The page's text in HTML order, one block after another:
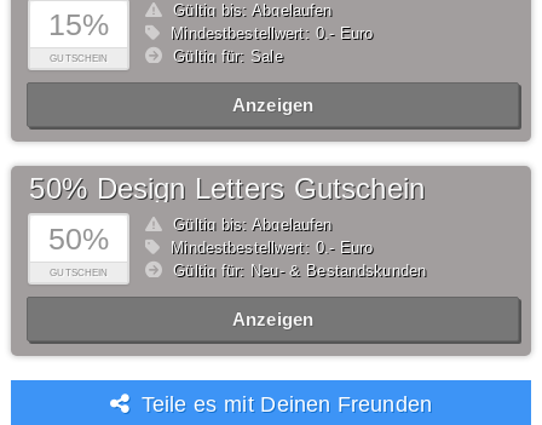
15%
GUTSCHEIN
Gültig bis: Abgelaufen
Mindestbestellwert: 0,- Euro
Gültig für: Sale
Anzeigen
50%
GUTSCHEIN
50% Design Letters Gutschein
Gültig bis: Abgelaufen
Mindestbestellwert: 0,- Euro
Gültig für: Neu- & Bestandskunden
Anzeigen
Teile es mit Deinen Freunden